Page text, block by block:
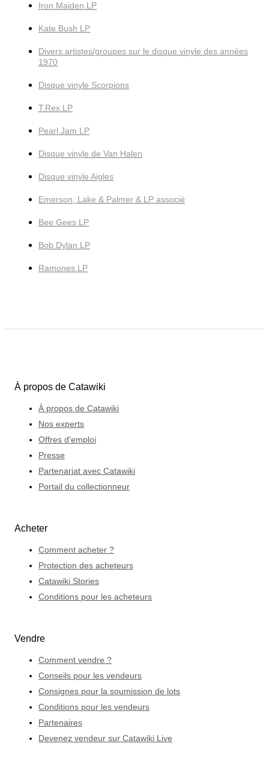
Iron Maiden LP
Kate Bush LP
Divers artistes/groupes sur le disque vinyle des années
1970
Disque vinyle Scorpions
T.Rex LP
Pearl Jam LP
Disque vinyle de Van Halen
Disque vinyle Aigles
Emerson, Lake & Palmer & LP associé
Bee Gees LP
Bob Dylan LP
Ramones LP
À propos de Catawiki
À propos de Catawiki
Nos experts
Offres d'emploi
Presse
Partenariat avec Catawiki
Portail du collectionneur
Acheter
Comment acheter ?
Protection des acheteurs
Catawiki Stories
Conditions pour les acheteurs
Vendre
Comment vendre ?
Conseils pour les vendeurs
Consignes pour la soumission de lots
Conditions pour les vendeurs
Partenaires
Devenez vendeur sur Catawiki Live